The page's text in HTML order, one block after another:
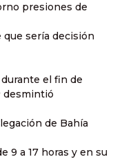
presiones de
sería decisión
el fin de
desmintió
de Bahía
9 a 17 horas y en su